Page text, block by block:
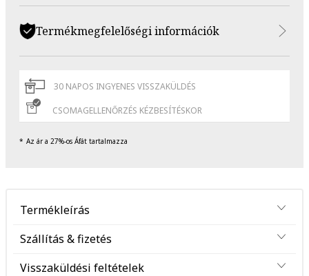
Termékmegfelelőségi információk
30 NAPOS INGYENES VISSZAKÜLDÉS
CSOMAGELLENŐRZÉS KÉZBESÍTÉSKOR
Az ár a 27%-os Áfát tartalmazza
Termékleírás
Szállítás & fizetés
Visszaküldési feltételek